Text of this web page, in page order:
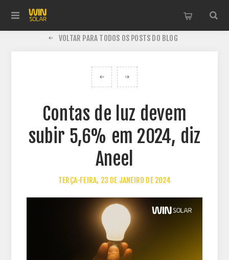
VOLTAR PARA TODOS OS POSTS DO BLOG
Contas de luz devem
subir 5,6% em 2024, diz
Aneel
TERÇA-FEIRA, 23 DE JANEIRO DE 2024